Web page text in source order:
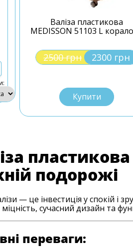
Валіза пластикова
MEDISSON 51103 L
2500 грн 2300 грн
Купити
подорожі
— це інвестиція у спокій і
сучасний дизайн та
переваги: